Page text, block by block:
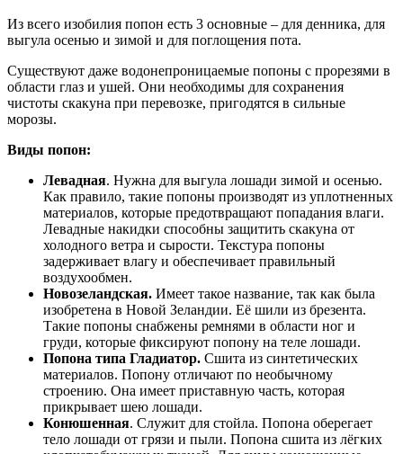
Из всего изобилия попон есть 3 основные – для денника, для
выгула осенью и зимой и для поглощения пота.
Существуют даже водонепроницаемые попоны с прорезями в
области глаз и ушей. Они необходимы для сохранения
чистоты скакуна при перевозке, пригодятся в сильные
морозы.
Виды попон:
Левадная. Нужна для выгула лошади зимой и осенью.
Как правило, такие попоны производят из уплотненных
материалов, которые предотвращают попадания влаги.
Левадные накидки способны защитить скакуна от
холодного ветра и сырости. Текстура попоны
задерживает влагу и обеспечивает правильный
воздухообмен.
Новозеландская. Имеет такое название, так как была
изобретена в Новой Зеландии. Её шили из брезента.
Такие попоны снабжены ремнями в области ног и
груди, которые фиксируют попону на теле лошади.
Попона типа Гладиатор. Сшита из синтетических
материалов. Попону отличают по необычному
строению. Она имеет приставную часть, которая
прикрывает шею лошади.
Конюшенная. Служит для стойла. Попона оберегает
тело лошади от грязи и пыли. Попона сшита из лёгких